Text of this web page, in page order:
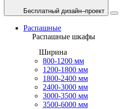
Бесплатный дизайн–проект
Распашные
Распашные шкафы
Ширина
800-1200 мм
1200-1800 мм
1800-2400 мм
2400-3000 мм
3000-3500 мм
3500-6000 мм